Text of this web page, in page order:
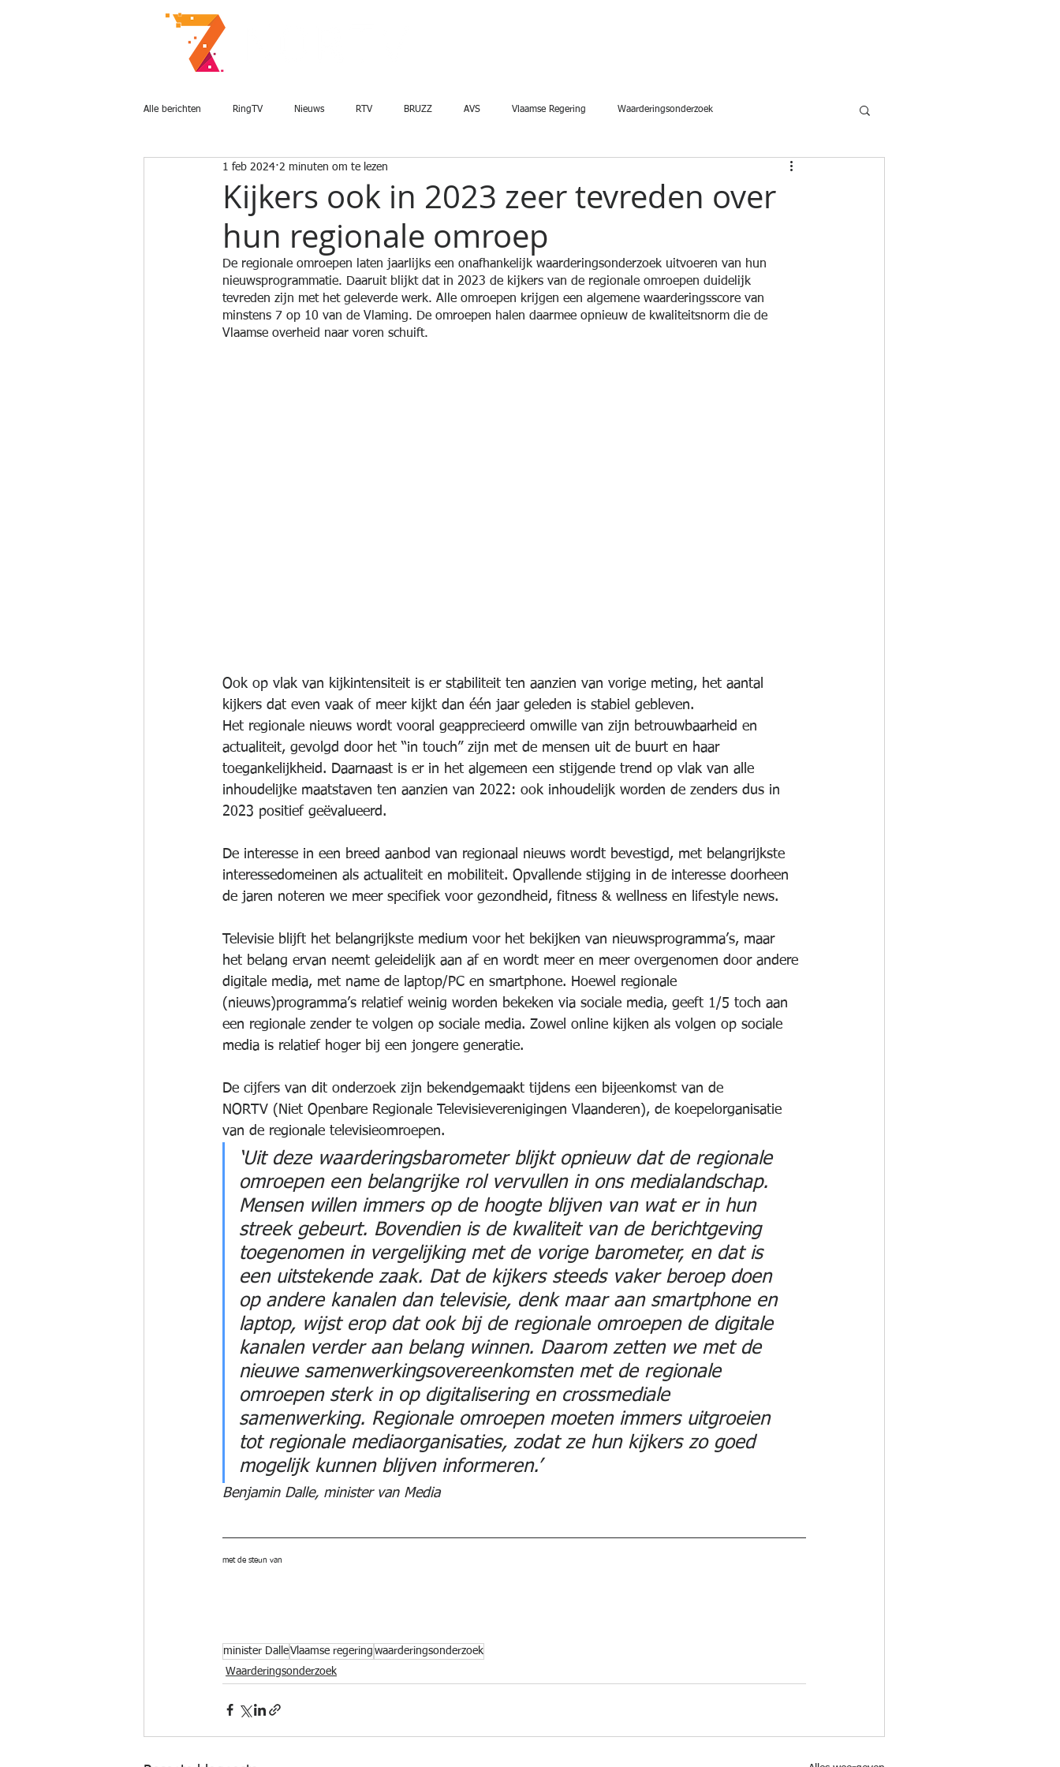
Alle berichten RingTV Nieuws RTV BRUZZ AVS Vlaamse Regering Waarderingsonderzoek
Kijkers ook in 2023 zeer tevreden over
hun regionale omroep
1 feb 2024 2 minuten om te lezen
De regionale omroepen laten jaarlijks een onafhankelijk waarderingsonderzoek uitvoeren van hun
nieuwsprogrammatie. Daaruit blijkt dat in 2023 de kijkers van de regionale omroepen duidelijk
tevreden zijn met het geleverde werk. Alle omroepen krijgen een algemene waarderingsscore van
minstens 7 op 10 van de Vlaming. De omroepen halen daarmee opnieuw de kwaliteitsnorm die de
Vlaamse overheid naar voren schuift.
Ook op vlak van kijkintensiteit is er stabiliteit ten aanzien van vorige meting, het aantal
kijkers dat even vaak of meer kijkt dan één jaar geleden is stabiel gebleven.
Het regionale nieuws wordt vooral geapprecieerd omwille van zijn betrouwbaarheid en
actualiteit, gevolgd door het “in touch” zijn met de mensen uit de buurt en haar
toegankelijkheid. Daarnaast is er in het algemeen een stijgende trend op vlak van alle
inhoudelijke maatstaven ten aanzien van 2022: ook inhoudelijk worden de zenders dus in
2023 positief geëvalueerd.
De interesse in een breed aanbod van regionaal nieuws wordt bevestigd, met belangrijkste
interessedomeinen als actualiteit en mobiliteit. Opvallende stijging in de interesse doorheen
de jaren noteren we meer specifiek voor gezondheid, fitness & wellness en lifestyle news.
Televisie blijft het belangrijkste medium voor het bekijken van nieuwsprogramma’s, maar
het belang ervan neemt geleidelijk aan af en wordt meer en meer overgenomen door andere
digitale media, met name de laptop/PC en smartphone. Hoewel regionale
(nieuws)programma’s relatief weinig worden bekeken via sociale media, geeft 1/5 toch aan
een regionale zender te volgen op sociale media. Zowel online kijken als volgen op sociale
media is relatief hoger bij een jongere generatie.
De cijfers van dit onderzoek zijn bekendgemaakt tijdens een bijeenkomst van de
NORTV (Niet Openbare Regionale Televisieverenigingen Vlaanderen), de koepelorganisatie
van de regionale televisieomroepen.
‘Uit deze waarderingsbarometer blijkt opnieuw dat de regionale
omroepen een belangrijke rol vervullen in ons medialandschap.
Mensen willen immers op de hoogte blijven van wat er in hun
streek gebeurt. Bovendien is de kwaliteit van de berichtgeving
toegenomen in vergelijking met de vorige barometer, en dat is
een uitstekende zaak. Dat de kijkers steeds vaker beroep doen
op andere kanalen dan televisie, denk maar aan smartphone en
laptop, wijst erop dat ook bij de regionale omroepen de digitale
kanalen verder aan belang winnen. Daarom zetten we met de
nieuwe samenwerkingsovereenkomsten met de regionale
omroepen sterk in op digitalisering en crossmediale
samenwerking. Regionale omroepen moeten immers uitgroeien
tot regionale mediaorganisaties, zodat ze hun kijkers zo goed
mogelijk kunnen blijven informeren.’
Benjamin Dalle, minister van Media
met de steun van
minister DalleVlaamse regering waarderingsonderzoek
Waarderingsonderzoek